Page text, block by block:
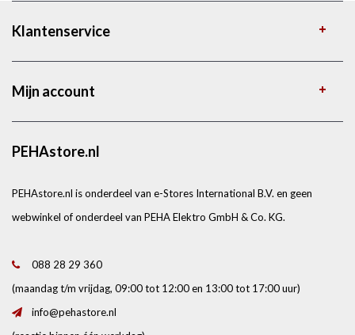
Klantenservice
Mijn account
PEHAstore.nl
PEHAstore.nl is onderdeel van e-Stores International B.V. en geen
webwinkel of onderdeel van PEHA Elektro GmbH & Co. KG.
088 28 29 360
(maandag t/m vrijdag, 09:00 tot 12:00 en 13:00 tot 17:00 uur)
info@pehastore.nl